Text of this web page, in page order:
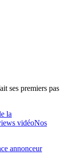
ses premiers pas
la
vidéoNos
annonceur